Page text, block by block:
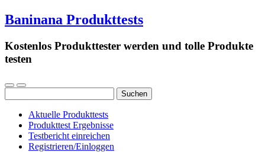
Baninana Produkttests
Kostenlos Produkttester werden und tolle Produkte
testen
nach:
Aktuelle Produkttests
Produkttest Ergebnisse
Testbericht einreichen
Registrieren/Einloggen